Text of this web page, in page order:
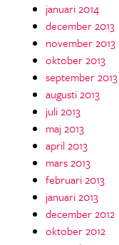
januari 2014
december 2013
november 2013
oktober 2013
september 2013
augusti 2013
juli 2013
maj 2013
april 2013
mars 2013
februari 2013
januari 2013
december 2012
oktober 2012